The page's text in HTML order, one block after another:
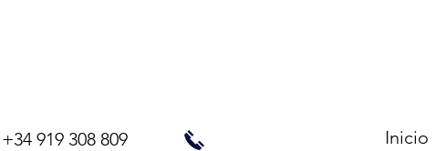
+34 919 308 809 Inicio